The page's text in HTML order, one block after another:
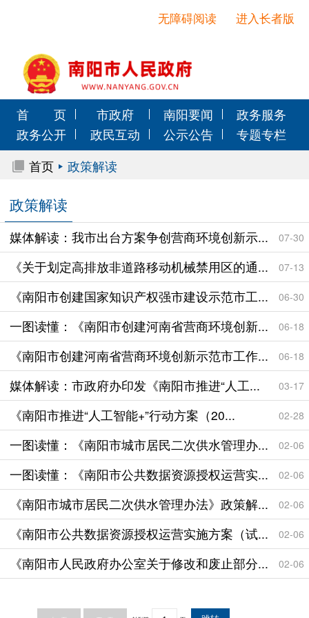
进入长者版
无障碍阅读
首 页 市政府 南阳要闻
政务服务
政务公开
政民互动 公示公告
专题专栏
首页
政策解读
政策解读
媒体解读：我市出台方案争创营商环境创新示... 07-30
《关于划定高排放非道路移动机械禁用区的通... 07-13
《南阳市创建国家知识产权强市建设示范市工... 06-30
一图读懂：《南阳市创建河南省营商环境创新... 06-18
《南阳市创建河南省营商环境创新示范市工作... 06-18
媒体解读：市政府办印发《南阳市推进“人工... 03-17
《南阳市推进“人工智能+”行动方案（20... 02-28
一图读懂：《南阳市城市居民二次供水管理办... 02-06
一图读懂：《南阳市公共数据资源授权运营实... 02-06
《南阳市城市居民二次供水管理办法》政策解... 02-06
《南阳市公共数据资源授权运营实施方案（试... 02-06
《南阳市人民政府办公室关于修改和废止部分... 02-06